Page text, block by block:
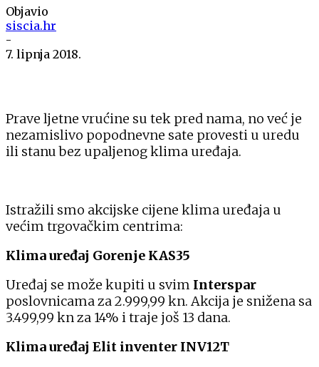
Objavio
siscia.hr
-
7. lipnja 2018.
Prave ljetne vrućine su tek pred nama, no već je
nezamislivo popodnevne sate provesti u uredu
ili stanu bez upaljenog klima uređaja.
Istražili smo akcijske cijene klima uređaja u
većim trgovačkim centrima:
Klima uređaj Gorenje KAS35
Uređaj se može kupiti u svim Interspar
poslovnicama za 2.999,99 kn. Akcija je snižena sa
3.499,99 kn za 14% i traje još 13 dana.
Klima uređaj Elit inventer INV12T